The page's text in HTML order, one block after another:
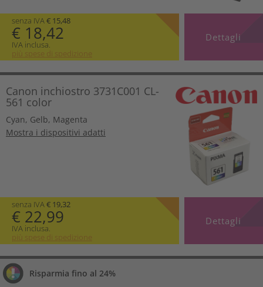
senza IVA€ 15,48
€ 18,42
IVA inclusa.
più spese di spedizione
Dettagli
Canon inchiostro 3731C001 CL-
561 color
Cyan, Gelb, Magenta
Mostra i dispositivi adatti
senza IVA€ 19,32
€ 22,99
IVA inclusa.
più spese di spedizione
Dettagli
Risparmia fino al 24%